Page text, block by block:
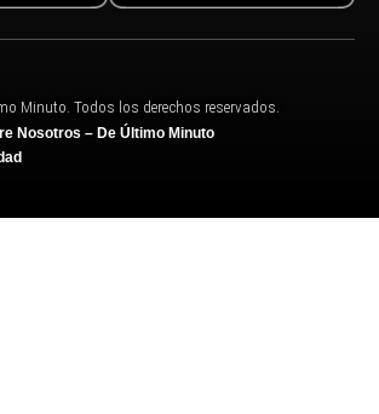
Minuto. Todos los derechos reservados.
Nosotros – De Último Minuto